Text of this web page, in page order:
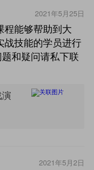
2021年5月25日
程能够帮助到大
战技能的学员进行
和疑问请私下联
2021年5月2日